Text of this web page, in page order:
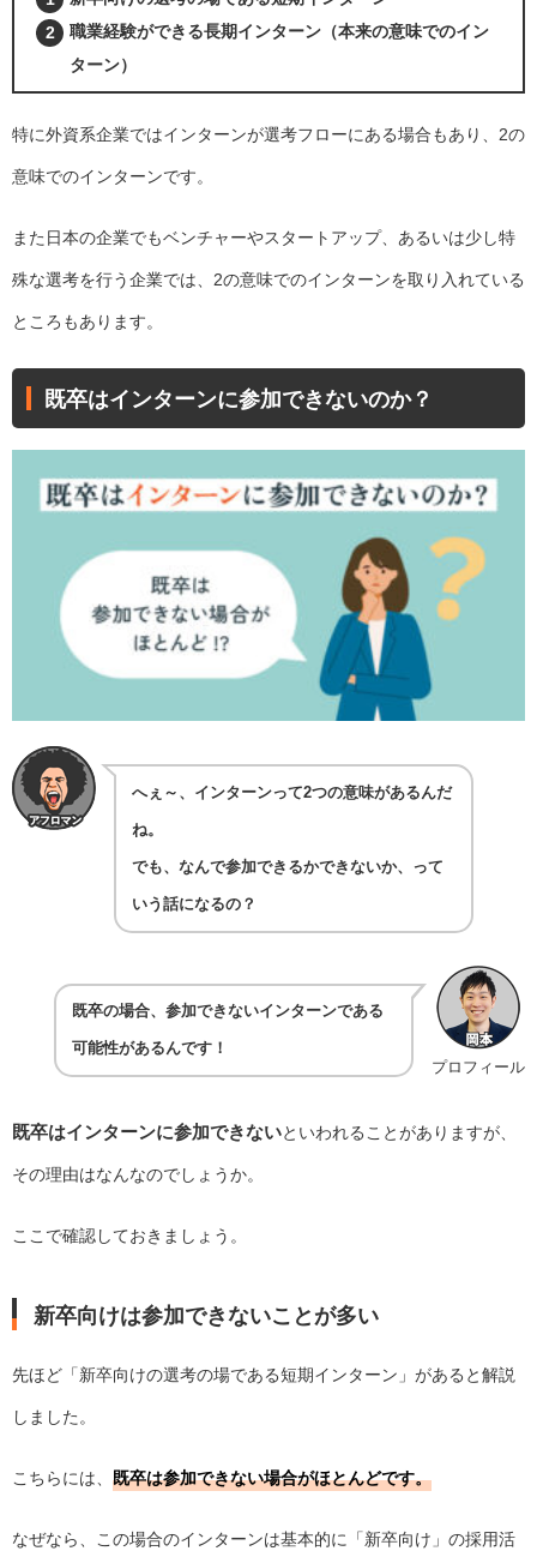
職業経験ができる長期インターン（本来の意味でのイン
ターン）
特に外資系企業ではインターンが選考フローにある場合もあり、2の
意味でのインターンです。
また日本の企業でもベンチャーやスタートアップ、あるいは少し特
殊な選考を行う企業では、2の意味でのインターンを取り入れている
ところもあります。
既卒はインターンに参加できないのか？
へぇ～、インターンって2つの意味があるんだ
ね。
でも、なんで参加できるかできないか、って
いう話になるの？
プロフィール
既卒の場合、参加できないインターンである
可能性があるんです！
既卒はインターンに参加できないといわれることがありますが、
その理由はなんなのでしょうか。
ここで確認しておきましょう。
新卒向けは参加できないことが多い
先ほど「新卒向けの選考の場である短期インターン」があると解説
しました。
こちらには、 既卒は参加できない場合がほとんどです。
なぜなら、この場合のインターンは基本的に「新卒向け」の採用活